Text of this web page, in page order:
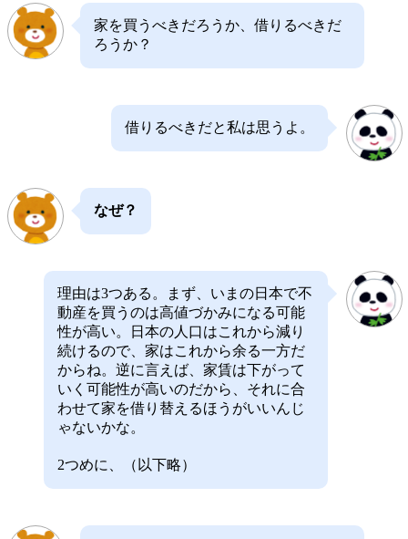
家を買うべきだろうか、借りるべきだ
ろうか？
借りるべきだと私は思うよ。
なぜ？
理由は3つある。まず、いまの日本で不
動産を買うのは高値づかみになる可能
性が高い。日本の人口はこれから減り
続けるので、家はこれから余る一方だ
からね。逆に言えば、家賃は下がって
いく可能性が高いのだから、それに合
わせて家を借り替えるほうがいいんじ
ゃないかな。
2つめに、（以下略）